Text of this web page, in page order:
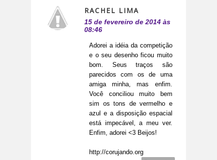
RACHEL LIMA
15 de fevereiro de 2014 às
08:46
Adorei a idéia da competição
e o seu desenho ficou muito
bom. Seus traços são
parecidos com os de uma
amiga minha, mas enfim.
Você conciliou muito bem
sim os tons de vermelho e
azul e a disposição espacial
está impecável, a meu ver.
Enfim, adorei <3 Beijos!
http://corujando.org